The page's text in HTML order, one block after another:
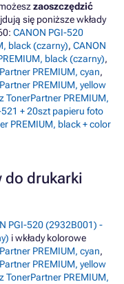
zaoszczędzić
się poniższe wkłady
CANON PGI-520
black (czarny), CANON
black (czarny),
PREMIUM, cyan,
PREMIUM, yellow
TonerPartner PREMIUM,
+ 20szt papieru foto
PREMIUM, black + color
do drukarki
PGI-520 (2932B001) -
i wkłady kolorowe
PREMIUM, cyan,
PREMIUM, yellow
TonerPartner PREMIUM,